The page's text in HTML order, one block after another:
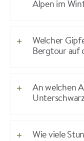
Alpen im
Welcher
Bergtour auf
An welchen
Wie viele